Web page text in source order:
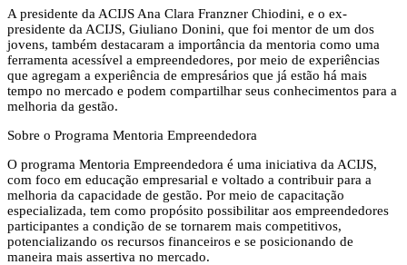
A presidente da ACIJS Ana Clara Franzner Chiodini, e o ex-
presidente da ACIJS, Giuliano Donini, que foi mentor de um dos
jovens, também destacaram a importância da mentoria como uma
ferramenta acessível a empreendedores, por meio de experiências
que agregam a experiência de empresários que já estão há mais
tempo no mercado e podem compartilhar seus conhecimentos para a
melhoria da gestão.
Sobre o Programa Mentoria Empreendedora
O programa Mentoria Empreendedora é uma iniciativa da ACIJS,
com foco em educação empresarial e voltado a contribuir para a
melhoria da capacidade de gestão. Por meio de capacitação
especializada, tem como propósito possibilitar aos empreendedores
participantes a condição de se tornarem mais competitivos,
potencializando os recursos financeiros e se posicionando de
maneira mais assertiva no mercado.